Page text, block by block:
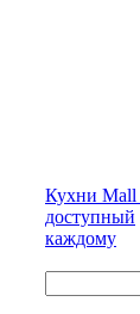
Кухни Mall
доступный
каждому